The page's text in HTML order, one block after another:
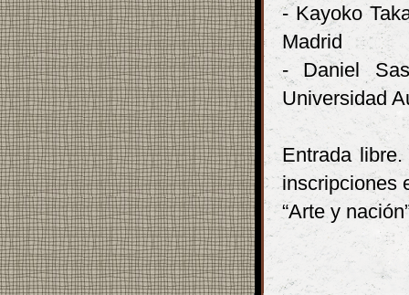
- Kayoko
Madrid
- Daniel
Universidad
Entrada
inscripciones
“Arte y